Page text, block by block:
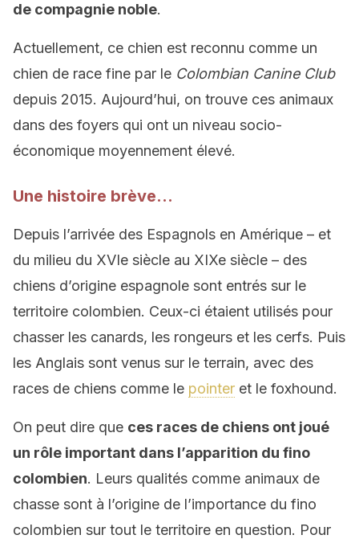
de compagnie noble.
Actuellement, ce chien est reconnu comme un
chien de race fine par le Colombian Canine Club
depuis 2015. Aujourd’hui, on trouve ces animaux
dans des foyers qui ont un niveau socio-
économique moyennement élevé.
Une histoire brève…
Depuis l’arrivée des Espagnols en Amérique – et
du milieu du XVIe siècle au XIXe siècle – des
chiens d’origine espagnole sont entrés sur le
territoire colombien. Ceux-ci étaient utilisés pour
chasser les canards, les rongeurs et les cerfs. Puis
les Anglais sont venus sur le terrain, avec des
races de chiens comme le pointer et le foxhound.
On peut dire que ces races de chiens ont joué
un rôle important dans l’apparition du fino
colombien. Leurs qualités comme animaux de
chasse sont à l’origine de l’importance du fino
colombien sur tout le territoire en question. Pour